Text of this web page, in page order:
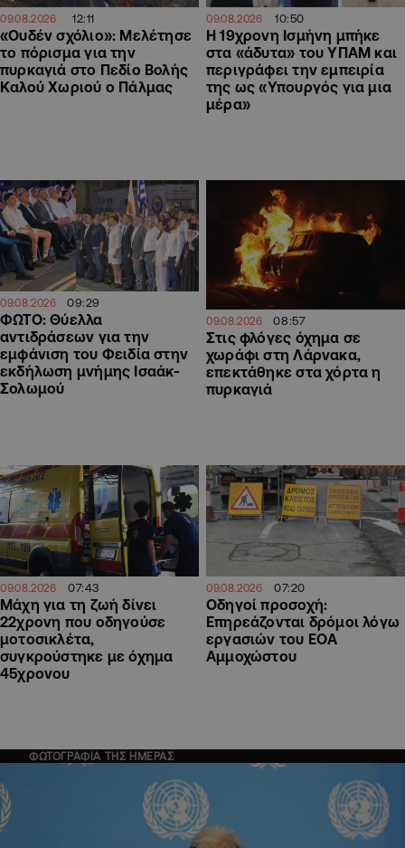
09.08.2026 12:11
«Ουδέν σχόλιο»: Μελέτησε
το πόρισμα για την
πυρκαγιά στο Πεδίο Βολής
Καλού Χωριού ο Πάλμας
09.08.2026 10:50
Η 19χρονη Ισμήνη μπήκε
στα «άδυτα» του ΥΠΑΜ και
περιγράφει την εμπειρία
της ως «Υπουργός για μια
μέρα»
09.08.2026 09:29
ΦΩΤΟ: Θύελλα
αντιδράσεων για την
εμφάνιση του Φειδία στην
εκδήλωση μνήμης Ισαάκ-
Σολωμού
09.08.2026 08:57
Στις φλόγες όχημα σε
χωράφι στη Λάρνακα,
επεκτάθηκε στα χόρτα η
πυρκαγιά
09.08.2026 07:43
Μάχη για τη ζωή δίνει
22χρονη που οδηγούσε
μοτοσικλέτα,
συγκρούστηκε με όχημα
45χρονου
09.08.2026 07:20
Οδηγοί προσοχή:
Επηρεάζονται δρόμοι λόγω
εργασιών του ΕΟΑ
Αμμοχώστου
ΦΩΤΟΓΡΑΦΙΑ ΤΗΣ ΗΜΕΡΑΣ